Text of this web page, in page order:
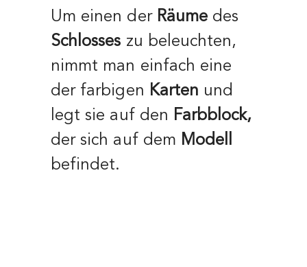
Um einen der Räumedes
Schlosses zu beleuchten,
nimmt man einfach eine
der farbigen Karten und
legt sie auf den Farbblock,
der sich auf dem Modell
befindet.